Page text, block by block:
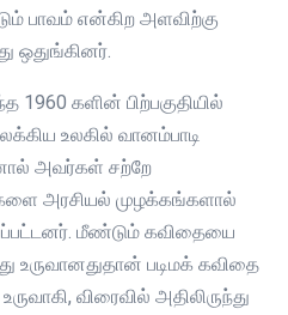
பாவம் என்கிற அளவிற்கு
ஒதுங்கினர்.
களின் பிற்பகுதியில்
உலகில் வானம்பாடி
அவர்கள் சற்றே
அரசியல் முழக்கங்களால்
மீண்டும் கவிதையை
உருவானதுதான் படிமக் கவிதை
விரைவில் அதிலிருந்து